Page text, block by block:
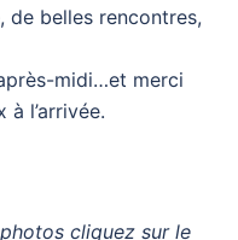
de belles rencontres,
midi…et merci
l’arrivée.
cliquez sur le